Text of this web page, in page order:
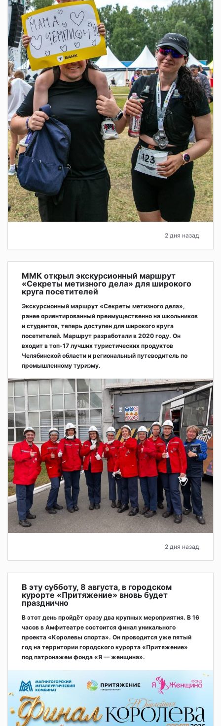
2 дня назад
ММК открыл экскурсионный маршрут
«Секреты метизного дела» для широкого
круга посетителей
Экскурсионный маршрут «Секреты метизного дела»,
ранее ориентированный преимущественно на школьников
и студентов, теперь доступен для широкого круга
посетителей. Маршрут разработали в 2020 году. Он
входит в топ-17 лучших туристических продуктов
Челябинской области и региональный путеводитель по
промышленному туризму.
2 дня назад
В эту субботу, 8 августа, в городском
курорте «Притяжение» вновь будет
празднично
В этот день пройдёт сразу два крупных мероприятия. В 16
часов в Амфитеатре состоится финал уникального
проекта «Королевы спорта». Он проводится уже пятый
год на территории городского курорта «Притяжение»
под патронажем фонда «Я — женщина».